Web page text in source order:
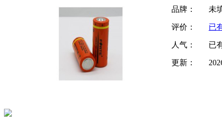
品牌： 未
评价： 已
人气： 已
更新：